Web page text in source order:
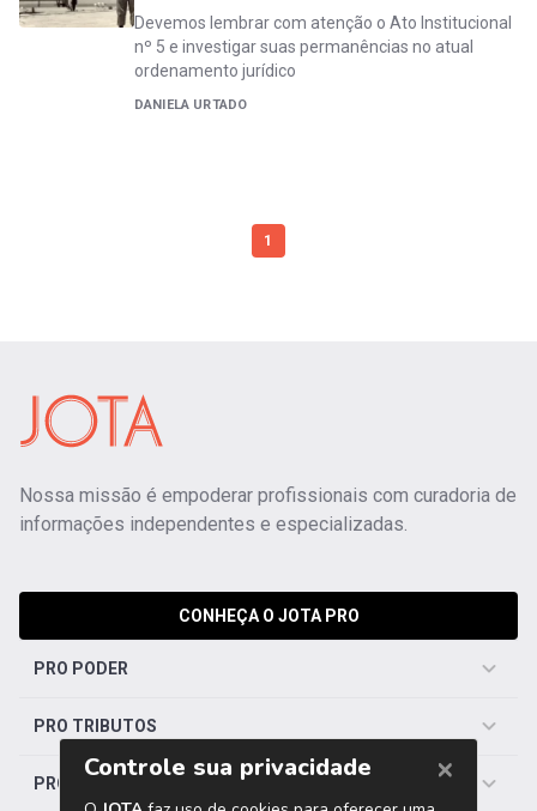
Devemos lembrar com atenção o Ato Institucional
nº 5 e investigar suas permanências no atual
ordenamento jurídico
DANIELA URTADO
1
Nossa missão é empoderar profissionais com curadoria de
informações independentes e especializadas.
CONHEÇA O JOTA PRO
PRO PODER
PRO TRIBUTOS
PRO TRABALHISTA